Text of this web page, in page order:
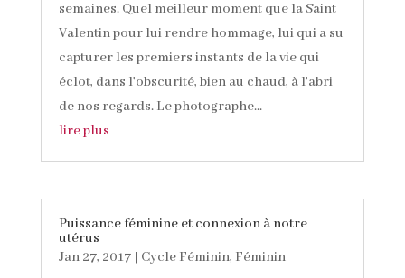
semaines. Quel meilleur moment que la Saint
Valentin pour lui rendre hommage, lui qui a su
capturer les premiers instants de la vie qui
éclot, dans l'obscurité, bien au chaud, à l'abri
de nos regards. Le photographe...
lire plus
Puissance féminine et connexion à notre
utérus
Jan 27, 2017| Cycle Féminin, Féminin